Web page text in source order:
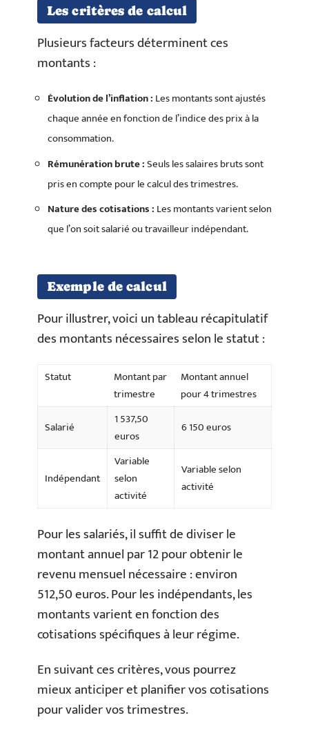
Les critères de calcul
Plusieurs facteurs déterminent ces
montants :
Évolution de l’inflation : Les montants sont ajustés
chaque année en fonction de l’indice des prix à la
consommation.
Rémunération brute :Seuls les salaires bruts sont
pris en compte pour le calcul des trimestres.
Nature des cotisations : Les montants varient selon
que l’on soit salarié ou travailleur indépendant.
Exemple de calcul
Pour illustrer, voici un tableau récapitulatif
des montants nécessaires selon le statut :
Statut
Montant par
trimestre
Montant annuel
pour 4 trimestres
Salarié
1 537,50
euros
6 150 euros
Indépendant
Variable
selon
activité
Variable selon
activité
Pour les salariés, il suffit de diviser le
montant annuel par 12 pour obtenir le
revenu mensuel nécessaire : environ
512,50 euros. Pour les indépendants, les
montants varient en fonction des
cotisations spécifiques à leur régime.
En suivant ces critères, vous pourrez
mieux anticiper et planifier vos cotisations
pour valider vos trimestres.